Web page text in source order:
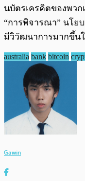
นบัตรเครคิตของพว
“การพิจารณา” นโย
มีวิวัฒนาการมากขึ้น
australia bank bitcoin
Gawin